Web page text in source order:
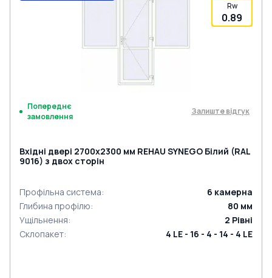
Rw
0.89
Попереднє
замовлення
Залиште відгук
Вхідні двері 2700x2300 мм REHAU SYNEGO Білий (RAL
9016) з двох сторін
Профільна система: 6 камерна
Глибина профілю: 80 мм
Ущільнення: 2 Рівні
Склопакет: 4 LE - 16 - 4 - 14 - 4 LE